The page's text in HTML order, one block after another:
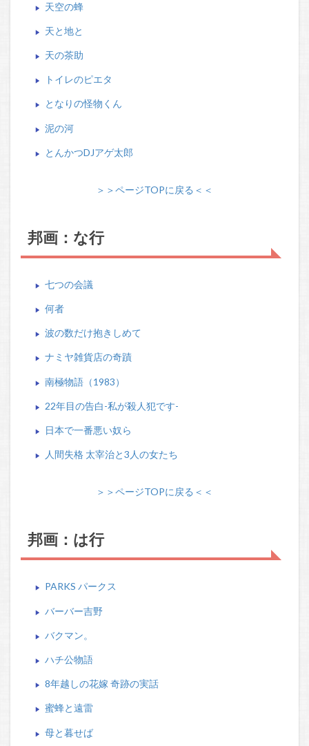
天空の蜂
天と地と
天の茶助
トイレのピエタ
となりの怪物くん
泥の河
とんかつDJアゲ太郎
＞＞ページTOPに戻る＜＜
邦画：な行
七つの会議
何者
波の数だけ抱きしめて
ナミヤ雑貨店の奇蹟
南極物語（1983）
22年目の告白-私が殺人犯です-
日本で一番悪い奴ら
人間失格 太宰治と3人の女たち
＞＞ページTOPに戻る＜＜
邦画：は行
PARKS パークス
バーバー吉野
バクマン。
ハチ公物語
8年越しの花嫁 奇跡の実話
蜜蜂と遠雷
母と暮せば